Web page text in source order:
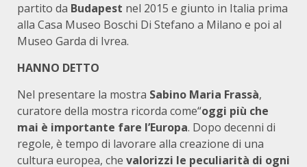
partito da Budapest nel 2015 e giunto in Italia prima
alla Casa Museo Boschi Di Stefano a Milano e poi al
Museo Garda di Ivrea.
HANNO DETTO
Nel presentare la mostra Sabino Maria Frassà,
curatore della mostra ricorda come“oggi più che
mai è importante fare l’Europa. Dopo decenni di
regole, è tempo di lavorare alla creazione di una
cultura europea, che valorizzi le peculiarità di ogni